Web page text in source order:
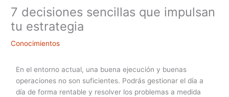
7 decisiones sencillas que impulsan
tu estrategia
Conocimientos
En el entorno actual, una buena ejecución y buenas
operaciones no son suficientes. Podrás gestionar el día a
día de forma rentable y resolver los problemas a medida